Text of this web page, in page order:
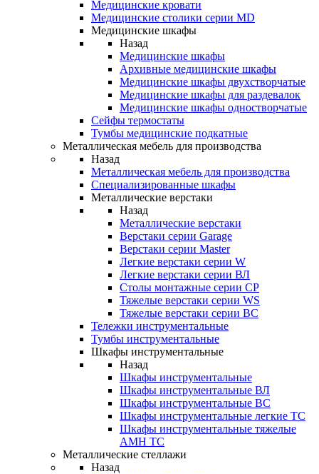
Медицинские кровати
Медицинские столики серии MD
Медицинские шкафы
Назад
Медицинские шкафы
Архивные медицинские шкафы
Медицинские шкафы двухстворчатые
Медицинские шкафы для раздевалок
Медицинские шкафы одностворчатые
Сейфы термостаты
Тумбы медицинские подкатные
Металлическая мебель для производства
Назад
Металлическая мебель для производства
Cпециализированные шкафы
Металлические верстаки
Назад
Металлические верстаки
Верстаки серии Garage
Верстаки серии Master
Легкие верстаки серии W
Легкие верстаки серии ВЛ
Столы монтажные серии СР
Тяжелые верстаки серии WS
Тяжелые верстаки серии ВС
Тележки инструментальные
Тумбы инструментальные
Шкафы инструментальные
Назад
Шкафы инструментальные
Шкафы инструментальные ВЛ
Шкафы инструментальные ВС
Шкафы инструментальные легкие ТС
Шкафы инструментальные тяжелые
AMH TC
Металлические стеллажи
Назад